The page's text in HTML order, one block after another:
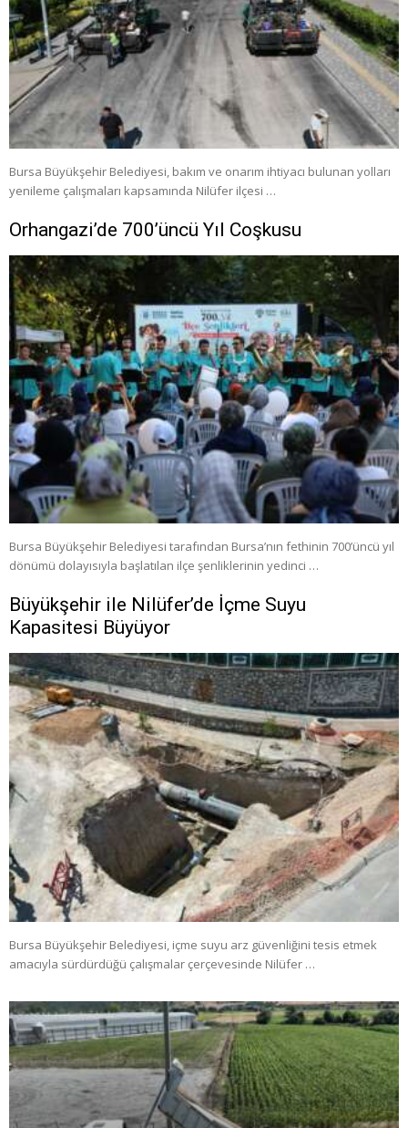
Bursa Büyükşehir Belediyesi, bakım ve onarım ihtiyacı bulunan yolları
yenileme çalışmaları kapsamında Nilüfer ilçesi …
Orhangazi’de 700’üncü Yıl Coşkusu
Bursa Büyükşehir Belediyesi tarafından Bursa’nın fethinin 700’üncü yıl
dönümü dolayısıyla başlatılan ilçe şenliklerinin yedinci …
Büyükşehir ile Nilüfer’de İçme Suyu
Kapasitesi Büyüyor
Bursa Büyükşehir Belediyesi, içme suyu arz güvenliğini tesis etmek
amacıyla sürdürdüğü çalışmalar çerçevesinde Nilüfer …